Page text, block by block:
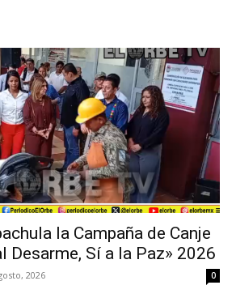
la Campaña de Canje
Desarme, Sí a la Paz» 2026
2026 0